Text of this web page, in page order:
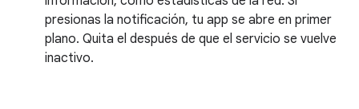
presionas la notificación, tu app se abre en primer
plano. Quita el después de que el servicio se vuelve
inactivo.